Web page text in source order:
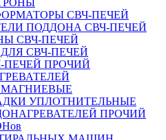
СВЧ-ПЕЧЕЙ
ПОДДОНА СВЧ-ПЕЧЕЙ
СВЧ-ПЕЧЕЙ
СВЧ-ПЕЧЕЙ
ПЕЧЕЙ ПРОЧИЙ
МАГНИЕВЫЕ
УПЛОТНИТЕЛЬНЫЕ
ПРОЧИЙ